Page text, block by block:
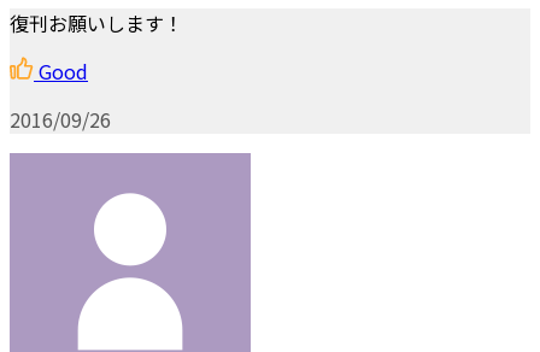
復刊お願いします！
Good
2016/09/26